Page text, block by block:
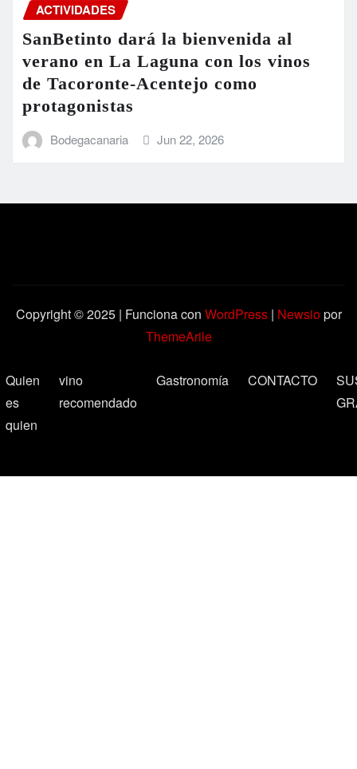
ACTIVIDADES
SanBetinto dará la bienvenida al
verano en La Laguna con los vinos
de Tacoronte-Acentejo como
protagonistas
Bodegacanaria Jun 22, 2026
Copyright © 2025 | Funciona con WordPress | Newsiopor
ThemeArile
Quien
es
quien
vino
recomendado
Gastronomía CONTACTO